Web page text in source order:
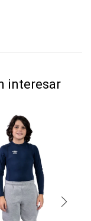
interesar